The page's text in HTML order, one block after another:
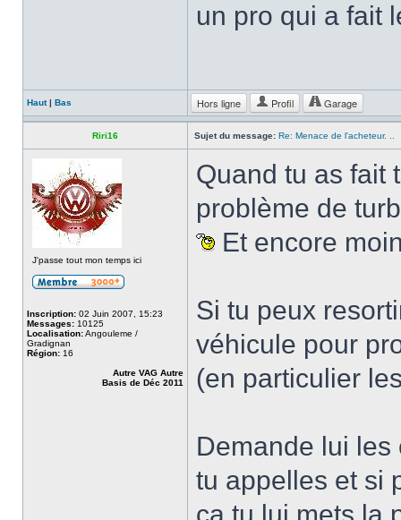
un pro qui a fait
Haut| Bas Hors ligne Profil Garage
Riri16 Sujet du message: Re: Menace de l'acheteur. ..
J'passe tout mon temps ici
Inscription: 02 Juin 2007, 15:23
Messages: 10125
Localisation:Angouleme /
Gradignan
Région: 16
Autre VAG Autre
Basis de Déc 2011
Quand tu as fait
problème de
Et encore
Si tu peux
véhicule pour
(en particulier
Demande lui les
tu appelles et si